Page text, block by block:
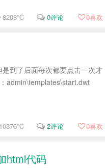
8208℃ 0评论 0喜欢
到了后面每次都要点击一次才
admin\templates\start.dwt
10376℃ 2评论 0喜欢
html代码